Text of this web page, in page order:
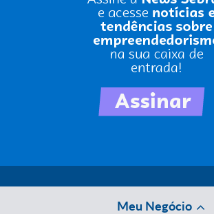
Meu Negócio